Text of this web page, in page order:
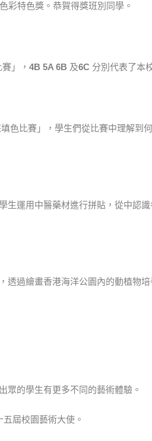
彩特色獎。恭賀得獎班別同學。
」， 4B 5A 6B 及6C 分別代表了本
色比賽」，學生們從比賽中理解到
運用中醫藥材進行拼貼，從中認
過繪畫香港海洋公園內的動植物
眾的學生有更多不同的藝術體驗。
屆校園藝術大使。